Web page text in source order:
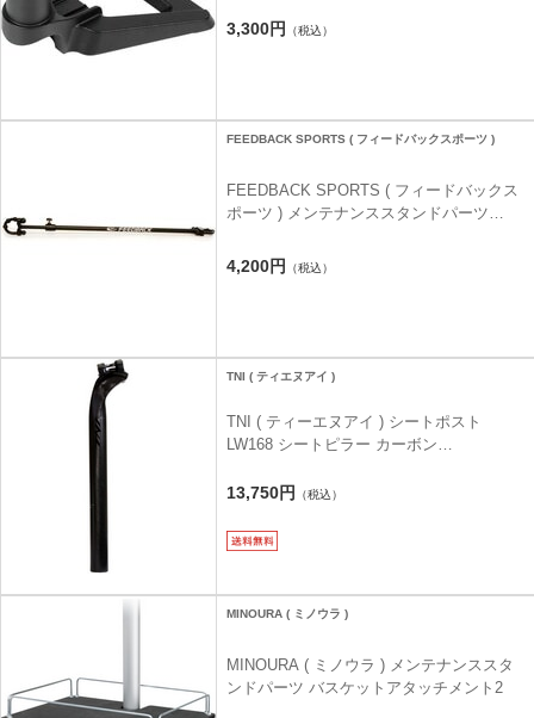
3,300円 （税込）
FEEDBACK SPORTS ( フィードバックスポーツ )
FEEDBACK SPORTS ( フィードバックス
ポーツ ) メンテナンススタンドパーツ
ロップ ストップ ハンドルバーホルダー )
ブラック
4,200円 （税込）
TNI ( ティエヌアイ )
TNI ( ティーエヌアイ ) シートポスト
LW168 シートピラー カーボン
13,750円 （税込）
MINOURA ( ミノウラ )
MINOURA ( ミノウラ ) メンテナンススタ
ンドパーツ バスケットアタッチメント2